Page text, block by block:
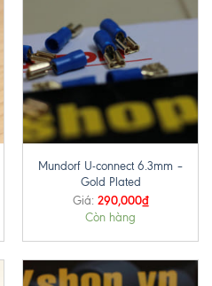
Mundorf U-connect 6.3mm –
Gold Plated
Giá: 290,000₫
Còn hàng